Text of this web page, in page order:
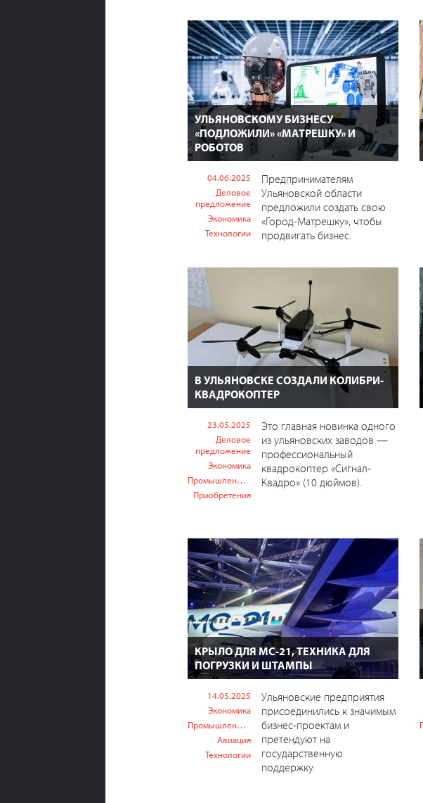
УЛЬЯНОВСКОМУ БИЗНЕСУ
«ПОДЛОЖИЛИ» «МАТРЕШКУ» И
РОБОТОВ
04.06.2025
Деловое
предложение
Экономика
Технологии
Предпринимателям
Ульяновской области
предложили создать свою
«Город-Матрешку», чтобы
продвигать бизнес.
В УЛЬЯНОВСКЕ СОЗДАЛИ КОЛИБРИ-
КВАДРОКОПТЕР
23.05.2025
Деловое
предложение
Экономика
Промышленность
Приобретения
Это главная новинка одного
из ульяновских заводов —
профессиональный
квадрокоптер «Сигнал-
Квадро» (10 дюймов).
КРЫЛО ДЛЯ МС-21, ТЕХНИКА ДЛЯ
ПОГРУЗКИ И ШТАМПЫ
14.05.2025
Экономика
Промышленность
Авиация
Технологии
Ульяновские предприятия
присоединились к значимым
бизнес-проектам и
претендуют на
государственную
поддержку.